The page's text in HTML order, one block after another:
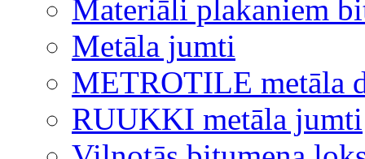
Materiāli plakaniem
Metāla jumti
METROTILE metāla
RUUKKI metāla jumti